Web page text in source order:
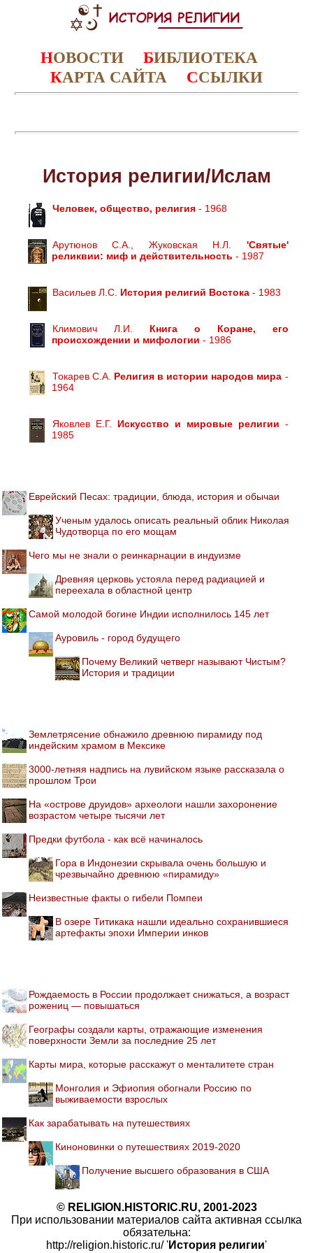
НОВОСТИ БИБЛИОТЕКА
КАРТА САЙТА ССЫЛКИ
История религии/Ислам
Человек, общество, религия- 1968
Арутюнов С.А., Жуковская Н.Л. 'Святые'
реликвии: миф и действительность - 1987
Васильев Л.С. История религий Востока- 1983
Климович Л.И. Книга о Коране, его
происхождении и мифологии - 1986
Токарев С.А. Религия в истории народов мира -
1964
Яковлев Е.Г. Искусство и мировые религии -
1985
Еврейский Песах: традиции, блюда, история и обычаи
Ученым удалось описать реальный облик Николая
Чудотворца по его мощам
Чего мы не знали о реинкарнации в индуизме
Древняя церковь устояла перед радиацией и
переехала в областной центр
Самой молодой богине Индии исполнилось 145 лет
Ауровиль - город будущего
Почему Великий четверг называют Чистым?
История и традиции
Землетрясение обнажило древнюю пирамиду под
индейским храмом в Мексике
3000-летняя надпись на лувийском языке рассказала о
прошлом Трои
На «острове друидов» археологи нашли захоронение
возрастом четыре тысячи лет
Предки футбола - как всё начиналось
Гора в Индонезии скрывала очень большую и
чрезвычайно древнюю «пирамиду»
Неизвестные факты о гибели Помпеи
В озере Титикака нашли идеально сохранившиеся
артефакты эпохи Империи инков
Рождаемость в России продолжает снижаться, а возраст
рожениц — повышаться
Географы создали карты, отражающие изменения
поверхности Земли за последние 25 лет
Карты мира, которые расскажут о менталитете стран
Монголия и Эфиопия обогнали Россию по
выживаемости взрослых
Как зарабатывать на путешествиях
Киноновинки о путешествиях 2019-2020
Получение высшего образования в США
© RELIGION.HISTORIC.RU, 2001-2023
При использовании материалов сайта активная ссылка
обязательна:
http://religion.historic.ru/ 'История религии'